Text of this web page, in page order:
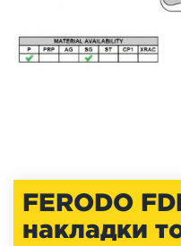
FERODO
накладки